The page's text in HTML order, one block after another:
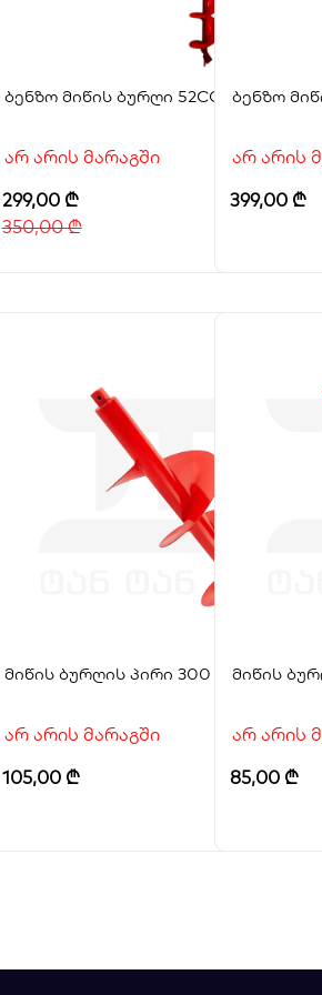
ბენზო მიწის ბურღი 52CC STRAUS
არ არის მარაგში
299,00 ₾
350,00₾
ბენზო
არ არის
399,00 ₾
მიწის ბურღის პირი 300 მმ
არ არის მარაგში
105,00 ₾
მიწის
არ არის
85,00 ₾